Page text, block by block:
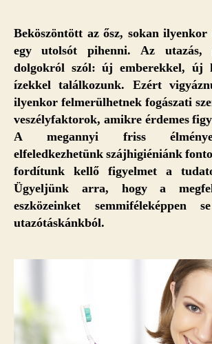
Beköszöntött az ősz, sokan
egy utolsót pihenni. Az utazás,
dolgokról szól: új emberekkel, új
ízekkel találkozunk. Ezért
ilyenkor felmerülhetnek fogászati
veszélyfaktorok, amikre érdemes
A megannyi friss
elfeledkezhetünk szájhigiéniánk
fordítunk kellő figyelmet a
Ügyeljünk arra, hogy a
eszközeinket semmiféleképpen
utazótáskánkból.